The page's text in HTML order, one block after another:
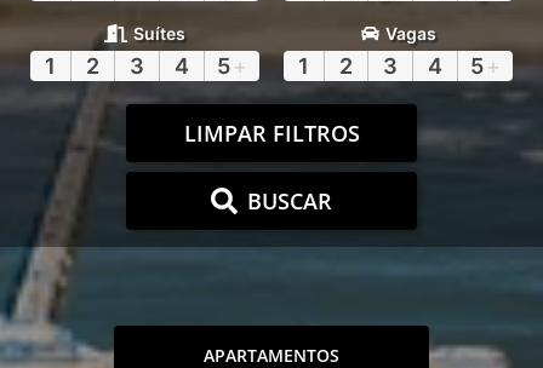
Suítes
1 2 3 4 5+
Vagas
1 2 3 4 5+
LIMPAR FILTROS
BUSCAR
APARTAMENTOS